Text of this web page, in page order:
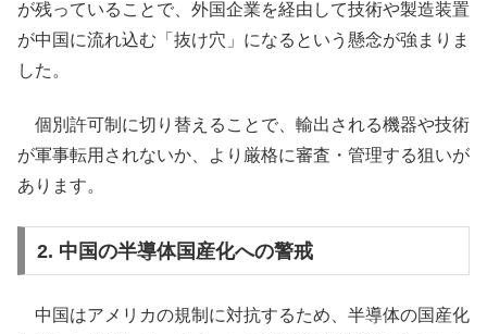
が残っていることで、外国企業を経由して技術や製造装置
が中国に流れ込む「抜け穴」になるという懸念が強まりま
した。
個別許可制に切り替えることで、輸出される機器や技術
が軍事転用されないか、より厳格に審査・管理する狙いが
あります。
2. 中国の半導体国産化への警戒
中国はアメリカの規制に対抗するため、半導体の国産化